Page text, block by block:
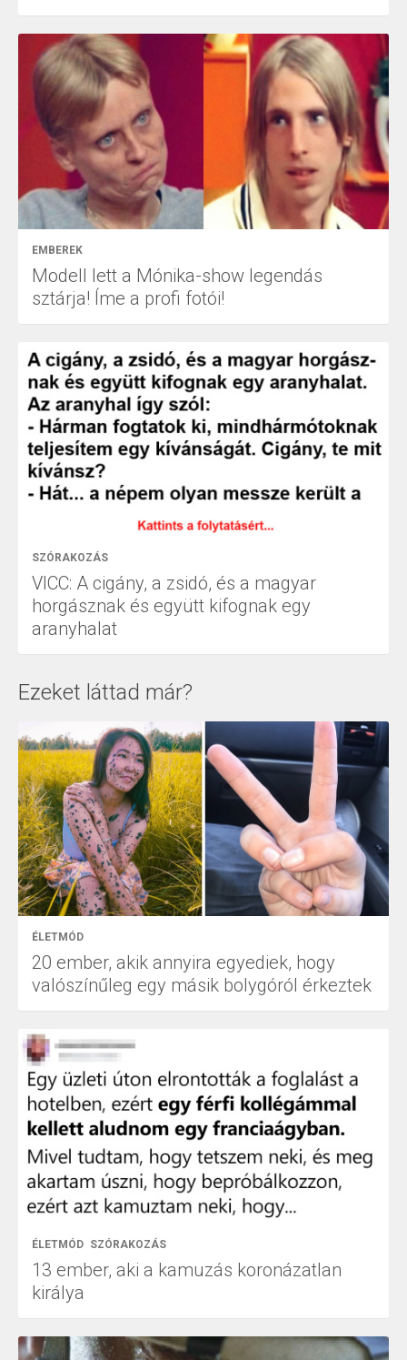
EMBEREK
Modell lett a Mónika-show legendás
sztárja! Íme a profi fotói!
SZÓRAKOZÁS
VICC: A cigány, a zsidó, és a magyar
horgásznak és együtt kifognak egy
aranyhalat
Ezeket láttad már?
ÉLETMÓD
20 ember, akik annyira egyediek, hogy
valószínűleg egy másik bolygóról érkeztek
ÉLETMÓD SZÓRAKOZÁS
13 ember, aki a kamuzás koronázatlan
királya